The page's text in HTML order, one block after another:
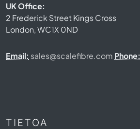
UK Office:
2 Frederick Street Kings Cross
London, WC1X 0ND
Email: sales@scalefibre.com Phone:
TIETOA